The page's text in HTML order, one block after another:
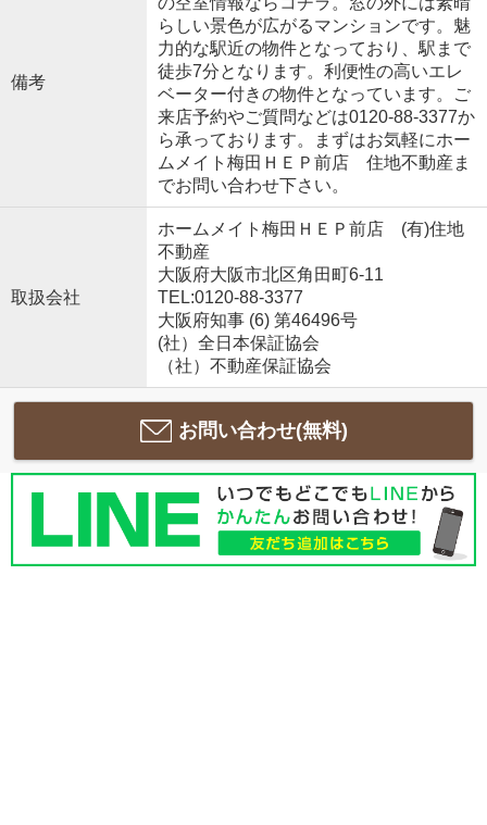
備考
らしい景色が広がるマンションです。魅
力的な駅近の物件となっており、駅まで
徒歩7分となります。利便性の高いエレ
ベーター付きの物件となっています。ご
来店予約やご質問などは0120-88-3377か
ら承っております。まずはお気軽にホー
ムメイト梅田ＨＥＰ前店 住地不動産ま
でお問い合わせ下さい。
取扱会社
ホームメイト梅田ＨＥＰ前店 (有)住地
不動産
大阪府大阪市北区角田町6-11
TEL:0120-88-3377
大阪府知事 (6) 第46496号
(社）全日本保証協会
（社）不動産保証協会
お問い合わせ(無料)